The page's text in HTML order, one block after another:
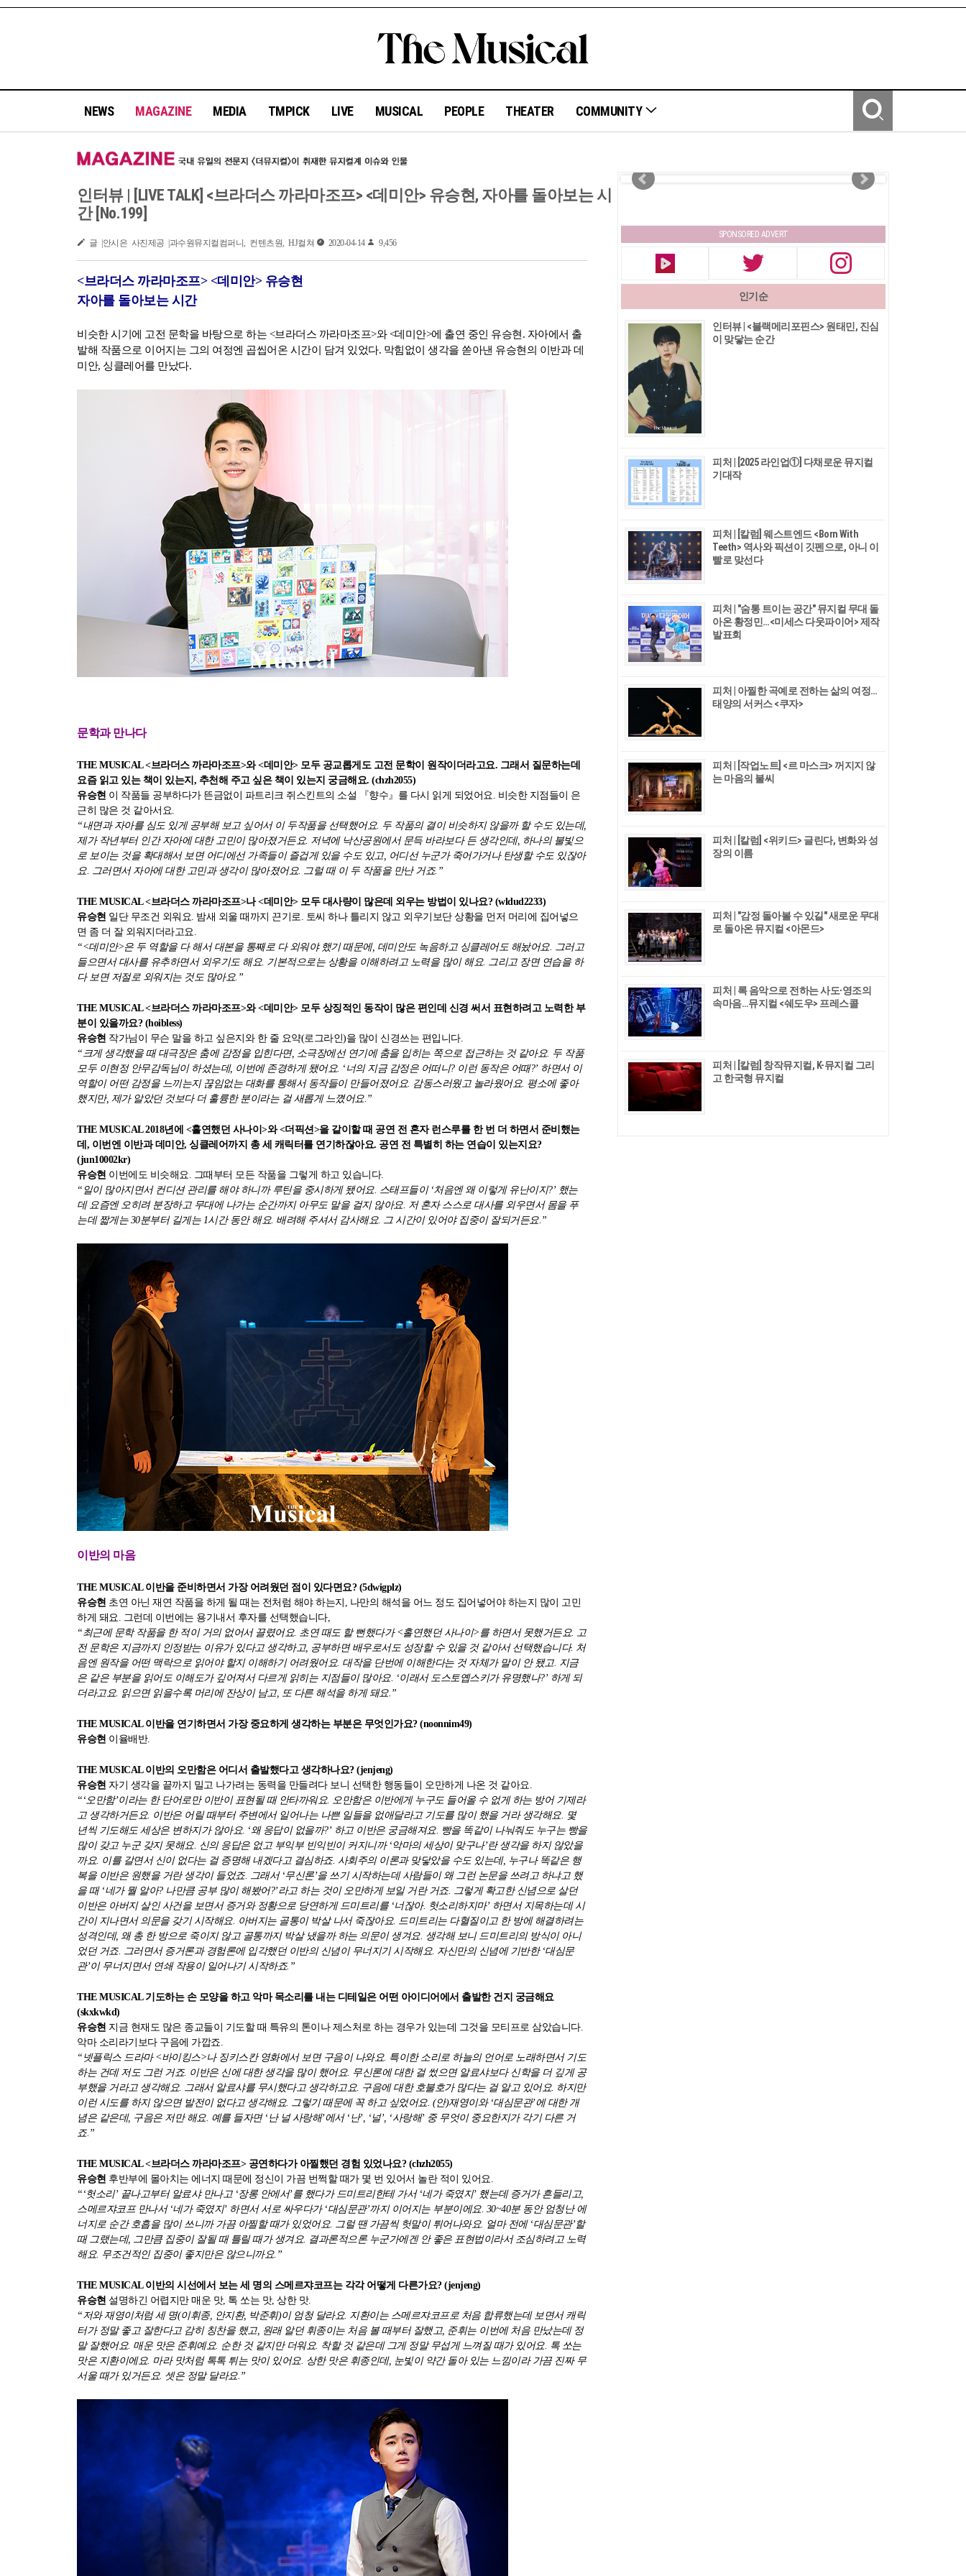
NEWS MAGAZINE MEDIA TMPICK LIVE MUSICAL PEOPLE THEATER COMMUNITY
인터뷰 | [LIVE TALK] ​<브라더스 까라마조프> <데미안> 유승현, 자아를 돌아보는 시
간 [No.199]
글 |안시은 사진제공 |과수원뮤지컬컴퍼니, 컨텐츠원, HJ컬쳐 2020-04-14 9,456
<브라더스 까라마조프> <데미안> 유승현
자아를 돌아보는 시간
비슷한 시기에 고전 문학을 바탕으로 하는 <브라더스 까라마조프>와 <데미안>에 출연 중인 유승현. 자아에서 출
발해 작품으로 이어지는 그의 여정엔 곱씹어온 시간이 담겨 있었다. 막힘없이 생각을 쏟아낸 유승현의 이반과 데
미안, 싱클레어를 만났다.
문학과 만나다
THE MUSICAL <브라더스 까라마조프>와 <데미안> 모두 공교롭게도 고전 문학이 원작이더라고요. 그래서 질문하는데
요즘 읽고 있는 책이 있는지, 추천해 주고 싶은 책이 있는지 궁금해요. (chzh2055)
유승현 이 작품들 공부하다가 뜬금없이 파트리크 쥐스킨트의 소설 『향수』를 다시 읽게 되었어요. 비슷한 지점들이 은
근히 많은 것 같아서요.
“내면과 자아를 심도 있게 공부해 보고 싶어서 이 두작품을 선택했어요. 두 작품의 결이 비슷하지 않을까 할 수도 있는데,
제가 작년부터 인간 자아에 대한 고민이 많아졌거든요. 저녁에 낙산공원에서 문득 바라보다 든 생각인데, 하나의 불빛으
로 보이는 것을 확대해서 보면 어디에선 가족들이 즐겁게 있을 수도 있고, 어디선 누군가 죽어가거나 탄생할 수도 있잖아
요. 그러면서 자아에 대한 고민과 생각이 많아졌어요. 그럴 때 이 두 작품을 만난 거죠.”
THE MUSICAL <브라더스 까라마조프>나 <데미안> 모두 대사량이 많은데 외우는 방법이 있나요? (wldud2233)
유승현 일단 무조건 외워요. 밤새 외울 때까지 끈기로. 토씨 하나 틀리지 않고 외우기보단 상황을 먼저 머리에 집어넣으
면 좀 더 잘 외워지더라고요.
“<데미안>은 두 역할을 다 해서 대본을 통째로 다 외워야 했기 때문에, 데미안도 녹음하고 싱클레어도 해놨어요. 그러고
들으면서 대사를 유추하면서 외우기도 해요. 기본적으로는 상황을 이해하려고 노력을 많이 해요. 그리고 장면 연습을 하
다 보면 저절로 외워지는 것도 많아요.”
THE MUSICAL <브라더스 까라마조프>와 <데미안> 모두 상징적인 동작이 많은 편인데 신경 써서 표현하려고 노력한 부
분이 있을까요? (hoibless)
유승현 작가님이 무슨 말을 하고 싶은지와 한 줄 요약(로그라인)을 많이 신경쓰는 편입니다.
“크게 생각했을 때 대극장은 춤에 감정을 입힌다면, 소극장에선 연기에 춤을 입히는 쪽으로 접근하는 것 같아요. 두 작품
모두 이현정 안무감독님이 하셨는데, 이번에 존경하게 됐어요. ‘너의 지금 감정은 어떠니? 이런 동작은 어때?’ 하면서 이
역할이 어떤 감정을 느끼는지 끊임없는 대화를 통해서 동작들이 만들어졌어요. 감동스러웠고 놀라웠어요. 평소에 좋아
했지만, 제가 알았던 것보다 더 훌륭한 분이라는 걸 새롭게 느꼈어요.”
THE MUSICAL 2018년에 <홀연했던 사나이>와 <더픽션>을 같이할 때 공연 전 혼자 런스루를 한 번 더 하면서 준비했는
데, 이번엔 이반과 데미안, 싱클레어까지 총 세 캐릭터를 연기하잖아요. 공연 전 특별히 하는 연습이 있는지요?
(jun10002kr)
유승현 이번에도 비슷해요. 그때부터 모든 작품을 그렇게 하고 있습니다.
“일이 많아지면서 컨디션 관리를 해야 하니까 루틴을 중시하게 됐어요. 스태프들이 ‘처음엔 왜 이렇게 유난이지?’ 했는
데 요즘엔 오히려 분장하고 무대에 나가는 순간까지 아무도 말을 걸지 않아요. 저 혼자 스스로 대사를 외우면서 몸을 푸
는데 짧게는 30분부터 길게는 1시간 동안 해요. 배려해 주셔서 감사해요. 그 시간이 있어야 집중이 잘되거든요.”
이반의 마음
THE MUSICAL 이반을 준비하면서 가장 어려웠던 점이 있다면요? (5dwigplz)
유승현 초연 아닌 재연 작품을 하게 될 때는 전처럼 해야 하는지, 나만의 해석을 어느 정도 집어넣어야 하는지 많이 고민
하게 돼요. 그런데 이번에는 용기내서 후자를 선택했습니다,
“최근에 문학 작품을 한 적이 거의 없어서 끌렸어요. 초연 때도 할 뻔했다가 <홀연했던 사나이>를 하면서 못했거든요. 고
전 문학은 지금까지 인정받는 이유가 있다고 생각하고, 공부하면 배우로서도 성장할 수 있을 것 같아서 선택했습니다. 처
음엔 원작을 어떤 맥락으로 읽어야 할지 이해하기 어려웠어요. 대작을 단번에 이해한다는 것 자체가 말이 안 됐고. 지금
은 같은 부분을 읽어도 이해도가 깊어져서 다르게 읽히는 지점들이 많아요. ‘이래서 도스토옙스키가 유명했나?’ 하게 되
더라고요. 읽으면 읽을수록 머리에 잔상이 남고, 또 다른 해석을 하게 돼요.”
THE MUSICAL 이반을 연기하면서 가장 중요하게 생각하는 부분은 무엇인가요? (noonnim49)
유승현 이율배반.
THE MUSICAL 이반의 오만함은 어디서 출발했다고 생각하나요? (jenjeng)
유승현 자기 생각을 끝까지 밀고 나가려는 동력을 만들려다 보니 선택한 행동들이 오만하게 나온 것 같아요.
“‘오만함’이라는 한 단어로만 이반이 표현될 때 안타까워요. 오만함은 이반에게 누구도 들어올 수 없게 하는 방어 기제라
고 생각하거든요. 이반은 어릴 때부터 주변에서 일어나는 나쁜 일들을 없애달라고 기도를 많이 했을 거라 생각해요. 몇
년씩 기도해도 세상은 변하지가 않아요. ‘왜 응답이 없을까?’ 하고 이반은 궁금해져요. 빵을 똑같이 나눠줘도 누구는 빵을
많이 갖고 누군 갖지 못해요. 신의 응답은 없고 부익부 빈익빈이 커지니까 ‘악마의 세상이 맞구나’란 생각을 하지 않았을
까요. 이를 갈면서 신이 없다는 걸 증명해 내겠다고 결심하죠. 사회주의 이론과 맞닿았을 수도 있는데, 누구나 똑같은 행
복을 이반은 원했을 거란 생각이 들었죠. 그래서 ‘무신론’을 쓰기 시작하는데 사람들이 왜 그런 논문을 쓰려고 하냐고 했
을 때 ‘네가 뭘 알아? 나만큼 공부 많이 해봤어?’라고 하는 것이 오만하게 보일 거란 거죠. 그렇게 확고한 신념으로 살던
이반은 아버지 살인 사건을 보면서 증거와 정황으로 당연하게 드미트리를 ‘너잖아. 헛소리하지마’ 하면서 지목하는데 시
간이 지나면서 의문을 갖기 시작해요. 아버지는 골통이 박살 나서 죽잖아요. 드미트리는 다혈질이고 한 방에 해결하려는
성격인데, 왜 총 한 방으로 죽이지 않고 골통까지 박살 냈을까 하는 의문이 생겨요. 생각해 보니 드미트리의 방식이 아니
었던 거죠. 그러면서 증거론과 경험론에 입각했던 이반의 신념이 무너지기 시작해요. 자신만의 신념에 기반한 ‘대심문
관’이 무너지면서 연쇄 작용이 일어나기 시작하죠.”
THE MUSICAL 기도하는 손 모양을 하고 악마 목소리를 내는 디테일은 어떤 아이디어에서 출발한 건지 궁금해요
(skxkwkd)
유승현 지금 현재도 많은 종교들이 기도할 때 특유의 톤이나 제스처로 하는 경우가 있는데 그것을 모티프로 삼았습니다.
악마 소리라기보다 구음에 가깝죠.
“넷플릭스 드라마 <바이킹스>나 징키스칸 영화에서 보면 구음이 나와요. 특이한 소리로 하늘의 언어로 노래하면서 기도
하는 건데 저도 그런 거죠. 이반은 신에 대한 생각을 많이 했어요. 무신론에 대한 걸 썼으면 알료샤보다 신학을 더 깊게 공
부했을 거라고 생각해요. 그래서 알료샤를 무시했다고 생각하고요. 구음에 대한 호불호가 많다는 걸 알고 있어요. 하지만
이런 시도를 하지 않으면 발전이 없다고 생각해요. 그렇기 때문에 꼭 하고 싶었어요. (안)재영이와 ‘대심문관’에 대한 개
념은 같은데, 구음은 저만 해요. 예를 들자면 ‘난 널 사랑해’에서 ‘난’, ‘널’, ‘사랑해’ 중 무엇이 중요한지가 각기 다른 거
죠.”
THE MUSICAL <브라더스 까라마조프> 공연하다가 아찔했던 경험 있었나요? (chzh2055)
유승현 후반부에 몰아치는 에너지 때문에 정신이 가끔 번쩍할 때가 몇 번 있어서 놀란 적이 있어요.
“‘헛소리’ 끝나고부터 알료샤 만나고 ‘장롱 안에서’를 했다가 드미트리한테 가서 ‘네가 죽였지’ 했는데 증거가 흔들리고,
스메르쟈코프 만나서 ‘네가 죽였지’ 하면서 서로 싸우다가 ‘대심문관’까지 이어지는 부분이에요. 30~40분 동안 엄청난 에
너지로 순간 호흡을 많이 쓰니까 가끔 아찔할 때가 있었어요. 그럴 땐 가끔씩 헛말이 튀어나와요. 얼마 전에 ‘대심문관’할
때 그랬는데, 그만큼 집중이 잘될 때 틀릴 때가 생겨요. 결과론적으론 누군가에겐 안 좋은 표현법이라서 조심하려고 노력
해요. 무조건적인 집중이 좋지만은 않으니까요.”
THE MUSICAL 이반의 시선에서 보는 세 명의 스메르쟈코프는 각각 어떻게 다른가요? (jenjeng)
유승현 설명하긴 어렵지만 매운 맛, 톡 쏘는 맛, 상한 맛.
“저와 재영이처럼 세 명(이휘종, 안지환, 박준휘)이 엄청 달라요. 지환이는 스메르쟈코프로 처음 합류했는데 보면서 캐릭
터가 정말 좋고 잘한다고 감히 칭찬을 했고, 원래 알던 휘종이는 처음 볼 때부터 잘했고, 준휘는 이번에 처음 만났는데 정
말 잘했어요. 매운 맛은 준휘예요. 순한 것 같지만 더워요. 착할 것 같은데 그게 정말 무섭게 느껴질 때가 있어요. 톡 쏘는
맛은 지환이에요. 마라 맛처럼 톡톡 튀는 맛이 있어요. 상한 맛은 휘종인데, 눈빛이 약간 돌아 있는 느낌이라 가끔 진짜 무
서울 때가 있거든요. 셋은 정말 달라요.”
SPONSORED ADVERT
인기순
인터뷰 | <블랙메리포핀스> 원태민, 진심
이 맞닿는 순간
피처 | [2025 라인업①] 다채로운 뮤지컬
기대작
피처 | [칼럼] 웨스트엔드 <Born With
Teeth> 역사와 픽션이 깃펜으로, 아니 이
빨로 맞선다
피처 | "숨통 트이는 공간" 뮤지컬 무대 돌
아온 황정민…<미세스 다웃파이어> 제작
발표회
피처 | 아찔한 곡예로 전하는 삶의 여정…
태양의 서커스 <쿠자>
피처 | [작업노트] <르 마스크> 꺼지지 않
는 마음의 불씨
피처 | [칼럼] <위키드> 글린다, 변화와 성
장의 이름
피처 | "감정 돌아볼 수 있길" 새로운 무대
로 돌아온 뮤지컬 <아몬드>
피처 | 록 음악으로 전하는 사도∙영조의
속마음…뮤지컬 <쉐도우> 프레스콜
피처 | [칼럼] 창작뮤지컬, K-뮤지컬 그리
고 한국형 뮤지컬